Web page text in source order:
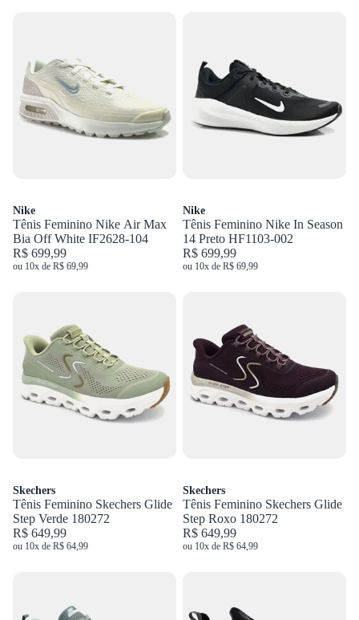
Nike
Tênis Feminino Nike Air Max
Bia Off White IF2628-104
R$ 699,99
ou 10x de R$ 69,99
Nike
Tênis Feminino Nike In Season
14 Preto HF1103-002
R$ 699,99
ou 10x de R$ 69,99
Skechers
Tênis Feminino Skechers Glide
Step Verde 180272
R$ 649,99
ou 10x de R$ 64,99
Skechers
Tênis Feminino Skechers Glide
Step Roxo 180272
R$ 649,99
ou 10x de R$ 64,99